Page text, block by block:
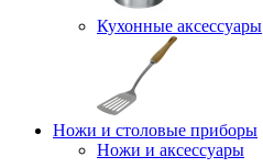
Кухонные аксессуары
Ножи и столовые приборы
Ножи и аксессуары